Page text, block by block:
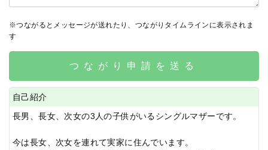
※つながるとメッセージが送れたり、つながりタイムラインに表示されま
す
つながり申請を送る
自己紹介
長男、長女、次女の3人の子供がいるシングルマザーです。
今は長女、次女を連れて実家に住んでいます。